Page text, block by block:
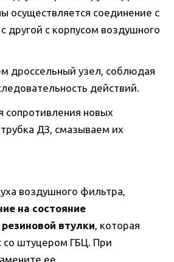
осуществляется соединение с
другой с корпусом воздушного
дроссельный узел, соблюдая
действий.
сопротивления новых
ДЗ, смазываем их
воздушного фильтра,
на состояние
втулки, которая
со штуцером ГБЦ. При
ее.